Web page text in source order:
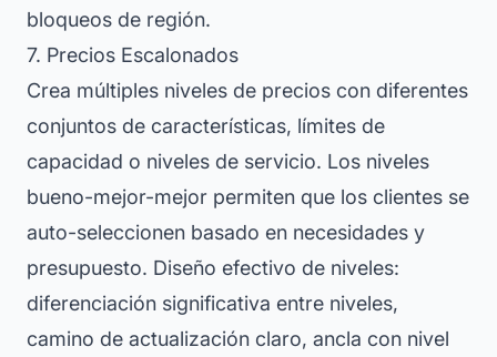
bloqueos de región.
7. Precios Escalonados
Crea múltiples niveles de precios con diferentes
conjuntos de características, límites de
capacidad o niveles de servicio. Los niveles
bueno-mejor-mejor permiten que los clientes se
auto-seleccionen basado en necesidades y
presupuesto. Diseño efectivo de niveles:
diferenciación significativa entre niveles,
camino de actualización claro, ancla con nivel